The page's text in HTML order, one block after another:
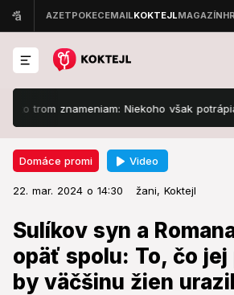
znameniam: Niekoho však potrápia
Domáce promi Video
22. mar. 2024 o 14:30 žani, Koktejl
Sulíkov syn a
opäť spolu: To, čo jej
by väčšinu žien
Domáce promi 22. mar. 2024 o 14:30
Sulíkov syn a Romana
spolu: To, čo jej
väčšinu žien urazilo!
Opäť spolu trávili čas.